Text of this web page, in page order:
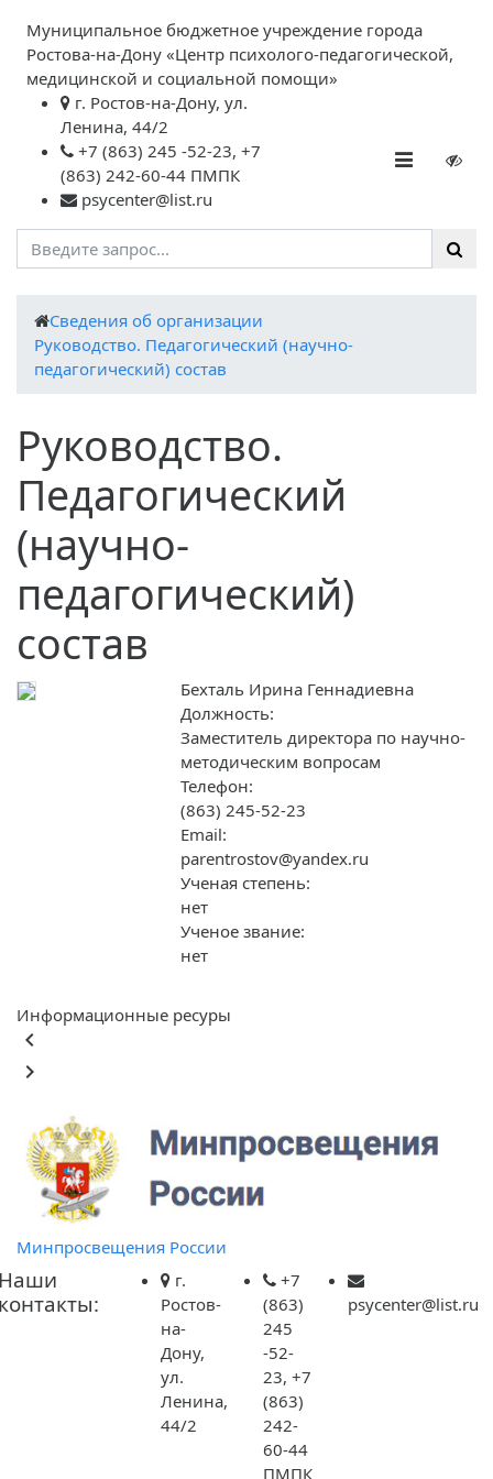
Муниципальное бюджетное учреждение города
Ростова-на-Дону «Центр психолого-педагогической,
медицинской и социальной помощи»
г. Ростов-на-Дону, ул.
Ленина, 44/2
+7 (863) 245 -52-23, +7
(863) 242-60-44 ПМПК
psycenter@list.ru
Cведения об организации
Руководство. Педагогический (научно-
педагогический) состав
Руководство.
Педагогический
(научно-
педагогический)
состав
Бехталь Ирина Геннадиевна
Должность:
Заместитель директора по научно-
методическим вопросам
Телефон:
(863) 245-52-23
Email:
parentrostov@yandex.ru
Ученая степень:
нет
Ученое звание:
нет
Информационные ресуры
keyboard_arrow_left
keyboard_arrow_right
Минпросвещения России
г.
Ростов-
на-
Дону,
ул.
Ленина,
44/2
+7
(863)
245
-52-
23, +7
(863)
242-
60-44
ПМПК
psycenter@list.ru